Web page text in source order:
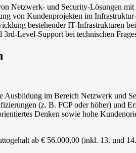
Netzwerk- und Security-Lösungen mit
von Kundenprojekten im
bestehender IT-Infrastrukturen
Level-Support bei technischen
Ausbildung im Bereich Netzwerk und
(z. B. FCP oder höher) und
Denken sowie hohe
ab € 56.000,00 (inkl. 13. und